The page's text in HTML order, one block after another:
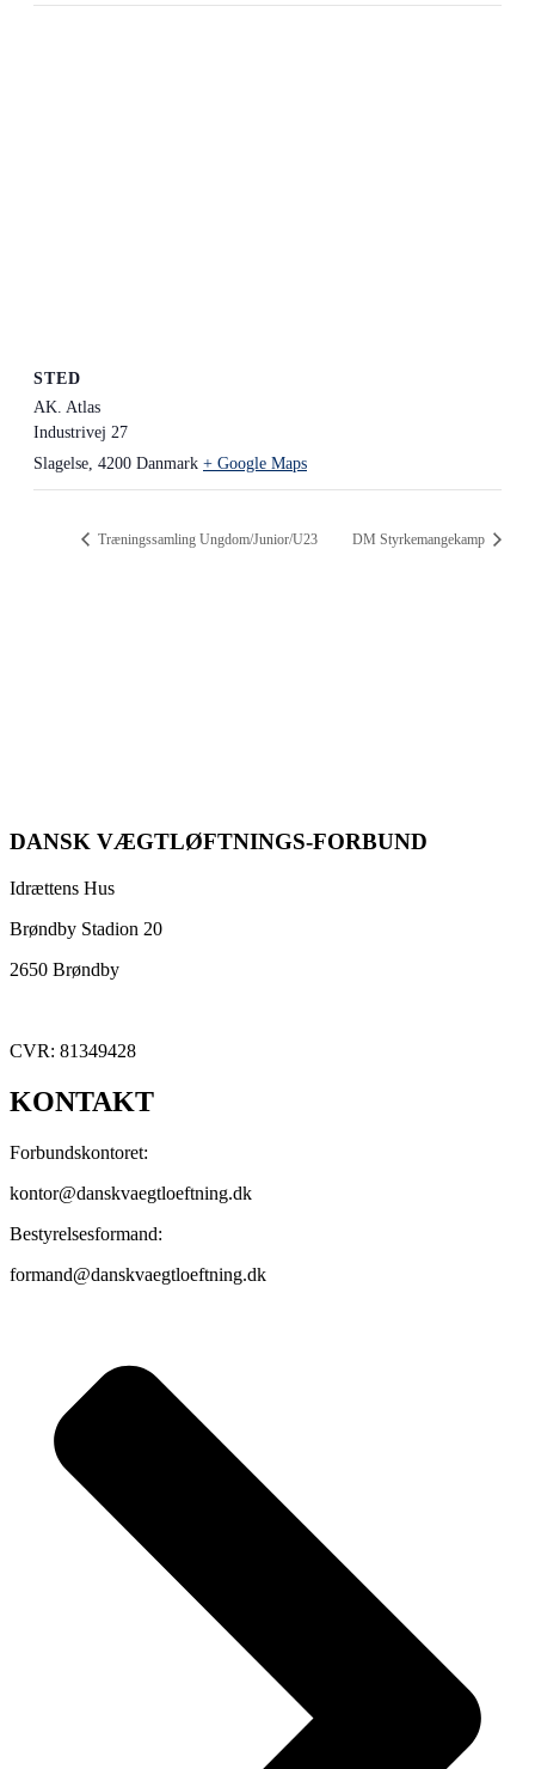
STED
AK. Atlas
Industrivej 27
Slagelse, 4200 Danmark + Google Maps
Træningssamling Ungdom/Junior/U23 DM Styrkemangekamp
DANSK VÆGTLØFTNINGS-FORBUND
Idrættens Hus
Brøndby Stadion 20
2650 Brøndby
CVR: 81349428
KONTAKT
Forbundskontoret:
kontor@danskvaegtloeftning.dk
Bestyrelsesformand:
formand@danskvaegtloeftning.dk